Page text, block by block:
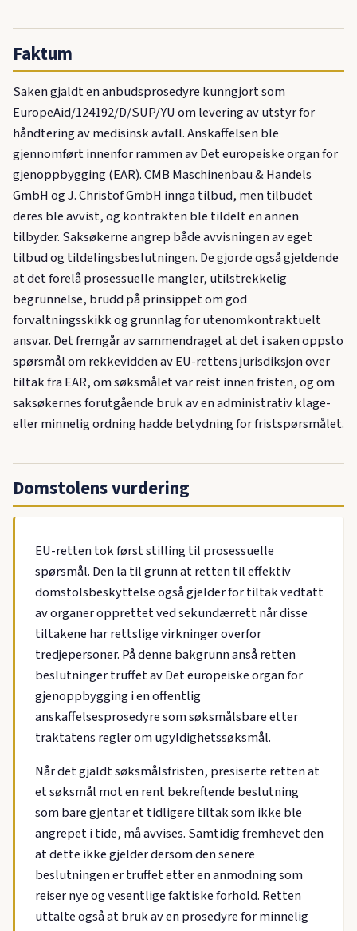
Faktum
Saken gjaldt en anbudsprosedyre kunngjort som
EuropeAid/124192/D/SUP/YU om levering av utstyr for
håndtering av medisinsk avfall. Anskaffelsen ble
gjennomført innenfor rammen av Det europeiske organ for
gjenoppbygging (EAR). CMB Maschinenbau & Handels
GmbH og J. Christof GmbH innga tilbud, men tilbudet
deres ble avvist, og kontrakten ble tildelt en annen
tilbyder. Saksøkerne angrep både avvisningen av eget
tilbud og tildelingsbeslutningen. De gjorde også gjeldende
at det forelå prosessuelle mangler, utilstrekkelig
begrunnelse, brudd på prinsippet om god
forvaltningsskikk og grunnlag for utenomkontraktuelt
ansvar. Det fremgår av sammendraget at det i saken oppsto
spørsmål om rekkevidden av EU-rettens jurisdiksjon over
tiltak fra EAR, om søksmålet var reist innen fristen, og om
saksøkernes forutgående bruk av en administrativ klage-
eller minnelig ordning hadde betydning for fristspørsmålet.
Domstolens vurdering
EU-retten tok først stilling til prosessuelle
spørsmål. Den la til grunn at retten til effektiv
domstolsbeskyttelse også gjelder for tiltak vedtatt
av organer opprettet ved sekundærrett når disse
tiltakene har rettslige virkninger overfor
tredjepersoner. På denne bakgrunn anså retten
beslutninger truffet av Det europeiske organ for
gjenoppbygging i en offentlig
anskaffelsesprosedyre som søksmålsbare etter
traktatens regler om ugyldighetssøksmål.
Når det gjaldt søksmålsfristen, presiserte retten at
et søksmål mot en rent bekreftende beslutning
som bare gjentar et tidligere tiltak som ikke ble
angrepet i tide, må avvises. Samtidig fremhevet den
at dette ikke gjelder dersom den senere
beslutningen er truffet etter en anmodning som
reiser nye og vesentlige faktiske forhold. Retten
uttalte også at bruk av en prosedyre for minnelig